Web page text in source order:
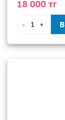
18 000 тг
- +